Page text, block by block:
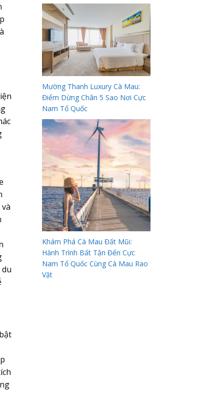
Mường Thanh Luxury Cà Mau:
Điểm Dừng Chân 5 Sao Nơi Cực
Nam Tổ Quốc
Khám Phá Cà Mau Đất Mũi:
Hành Trình Bất Tận Đến Cực
Nam Tổ Quốc Cùng Cà Mau Rao
Vặt